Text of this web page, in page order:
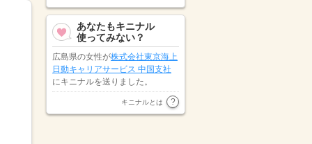
あなたもキニナル
使ってみない？
広島県の女性が株式会社東京海上
日動キャリアサービス 中国支社
にキニナルを送りました。
マンパワーグルー
プ株式会社にキニナルを送りまし
キニナルとは